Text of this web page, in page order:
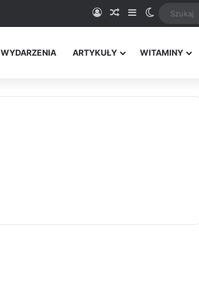
Logowanie
Random Article
SidebarSwitch skin
WYDARZENIA ARTYKUŁY WITAMINY